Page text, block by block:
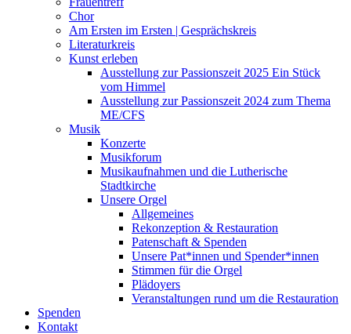
Chor
Am Ersten im Ersten | Gesprächskreis
Literaturkreis
Kunst erleben
Ausstellung zur Passionszeit 2025 Ein Stück
vom Himmel
Ausstellung zur Passionszeit 2024 zum Thema
ME/CFS
Musik
Konzerte
Musikforum
Musikaufnahmen und die Lutherische
Stadtkirche
Unsere Orgel
Allgemeines
Rekonzeption & Restauration
Patenschaft & Spenden
Unsere Pat*innen und Spender*innen
Stimmen für die Orgel
Plädoyers
Veranstaltungen rund um die Restauration
Spenden
Kontakt